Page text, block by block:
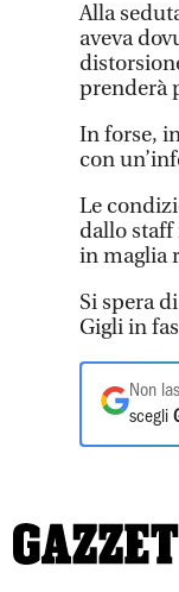
Alla
aveva
prenderà
In forse,
con
Le
dallo staff
in maglia
Si spera
Gigli in
Non
scegli